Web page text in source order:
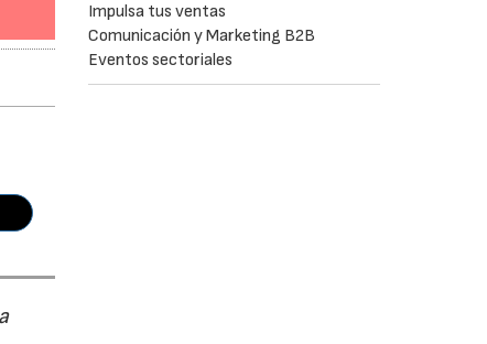
Impulsa tus ventas
Comunicación y Marketing B2B
Eventos sectoriales